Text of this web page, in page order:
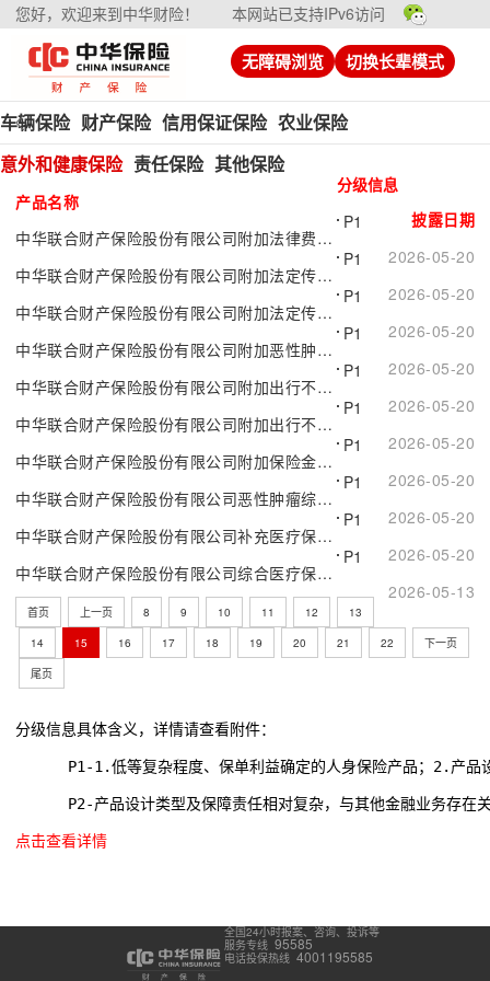
您好，欢迎来到中华财险！ 本网站已支持IPv6访问
无障碍浏览 切换长辈模式
车辆保险 财产保险 信用保证保险 农业保险
意外和健康保险 责任保险 其他保险
产品名称
分级信息
披露日期
中华联合财产保险股份有限公司附加法律费用保险（A款）
P1
2026-05-20
中华联合财产保险股份有限公司附加法定传染病身故保险A款（互联网专属）
P1
2026-05-20
中华联合财产保险股份有限公司附加法定传染病身故保险（2025版）
P1
2026-05-20
中华联合财产保险股份有限公司附加恶性肿瘤特定疗法医疗保险A款（互联网专属）
P1
2026-05-20
中华联合财产保险股份有限公司附加出行不便损失费用补偿保险（互联网专属）
P1
2026-05-20
中华联合财产保险股份有限公司附加出行不便损失费用补偿保险（A款）
P1
2026-05-20
中华联合财产保险股份有限公司附加保险金额及免赔额调整保险（互联网专属）
P1
2026-05-20
中华联合财产保险股份有限公司恶性肿瘤综合医疗保险（互联网专属）
P1
2026-05-20
中华联合财产保险股份有限公司补充医疗保险（互联网专属）
P1
2026-05-20
中华联合财产保险股份有限公司综合医疗保险H款（互联网专属）
P1
2026-05-13
首页 上一页 8 9 10 11 12
13
14
15 16 17 18 19 20 21 22
下一页
尾页
分级信息具体含义，详情请查看附件：
P1-1.低等复杂程度、保单利益确定的人身保险产品；2.产品
P2-产品设计类型及保障责任相对复杂，与其他金融业务存在
点击查看详情
全国24小时报案、咨询、投诉等
服务专线 95585
电话投保热线 4001195585